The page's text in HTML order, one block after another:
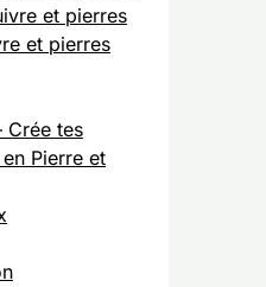
et pierres
et pierres
Crée tes
Pierre et